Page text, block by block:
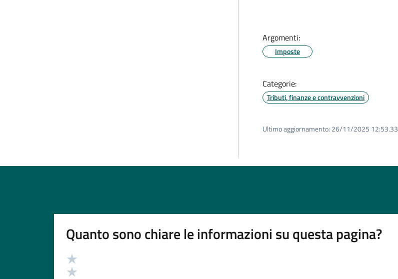
Argomenti:
Imposte
Categorie:
Tributi, finanze e contravvenzioni
Ultimo aggiornamento: 26/11/2025 12:53.33
Quanto sono chiare le informazioni su questa pagina?
Valutazione